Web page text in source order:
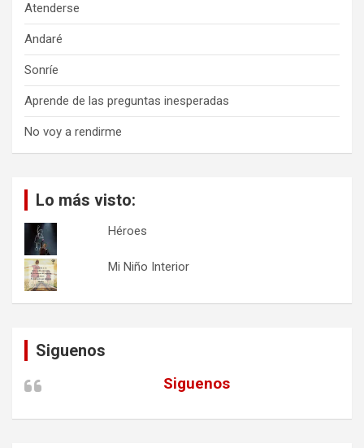
Atenderse
Andaré
Sonríe
Aprende de las preguntas inesperadas
No voy a rendirme
Lo más visto:
Héroes
Mi Niño Interior
Siguenos
Siguenos